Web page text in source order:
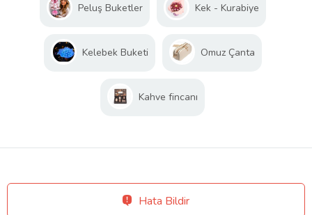
Peluş Buketler Kek - Kurabiye
Kelebek Buketi Omuz Çanta
Kahve fincanı
Hata Bildir